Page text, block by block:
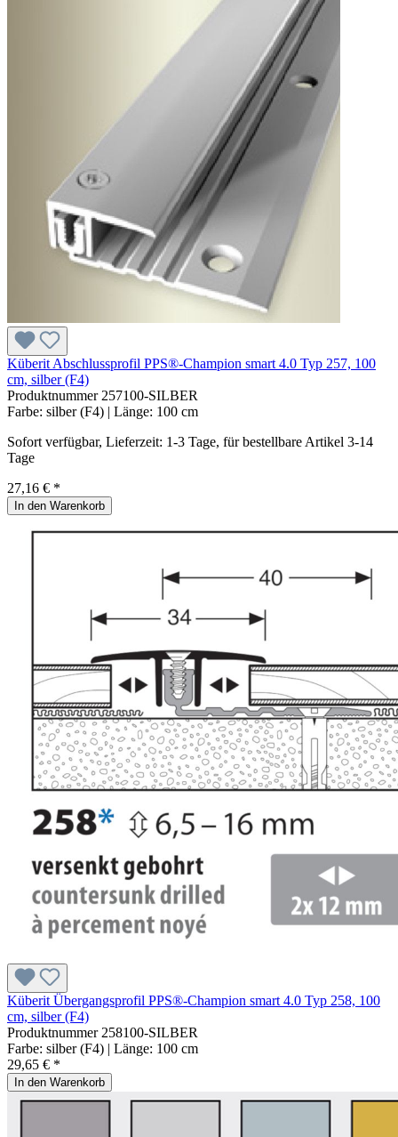
Küberit Abschlussprofil PPS®-Champion smart 4.0 Typ 257, 100
cm, silber (F4)
Produktnummer 257100-SILBER
Farbe: silber (F4) | Länge: 100 cm
Sofort verfügbar, Lieferzeit: 1-3 Tage, für bestellbare Artikel 3-14
Tage
27,16 € *
In den Warenkorb
Küberit Übergangsprofil PPS®-Champion smart 4.0 Typ 258, 100
cm, silber (F4)
Produktnummer 258100-SILBER
Farbe: silber (F4) | Länge: 100 cm
29,65 € *
In den Warenkorb